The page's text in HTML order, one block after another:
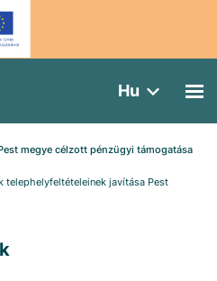
Hu
megye célzott pénzügyi támogatása
javítása Pest